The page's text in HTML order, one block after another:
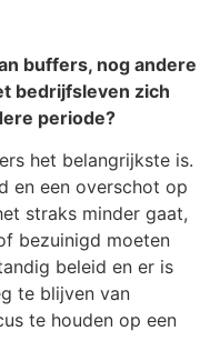
buffers, nog andere
bedrijfsleven zich
periode?
het belangrijkste is.
en een overschot op
straks minder gaat,
bezuinigd moeten
beleid en er is
te blijven van
te houden op een